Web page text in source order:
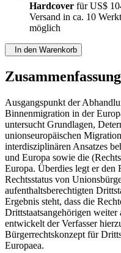
Hardcover fürUS$
Versand in ca. 10
möglich
In den Warenkorb
Zusammenfassung
Ausgangspunkt der
Binnenmigration in der
untersucht Grundlagen,
unionseuropäischen
interdisziplinären Ansatzes
und Europa sowie die
Europa. Überdies legt er den
Rechtsstatus von
aufenthaltsberechtigten
Ergebnis steht, dass die
Drittstaatsangehörigen
entwickelt der Verfasser
Bürgerrechtskonzept für
Europaea.